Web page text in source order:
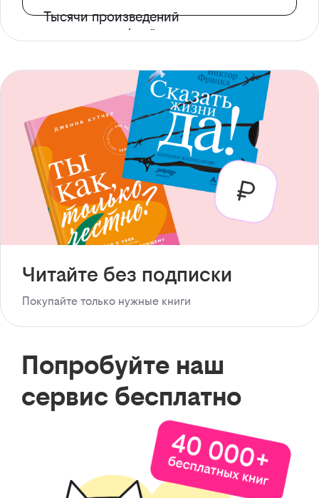
Тысячи произведений
с доступом офлайн
Читайте без подписки
Покупайте только нужные книги
Попробуйте наш
сервис бесплатно